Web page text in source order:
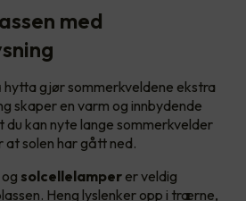
med
hytta gjør sommerkveldene ekstra
skaper en varm og innbydende
kan nyte lange sommerkvelder
solen har gått ned.
og solcellelamper er veldig
Heng lyslenker opp i trærne,